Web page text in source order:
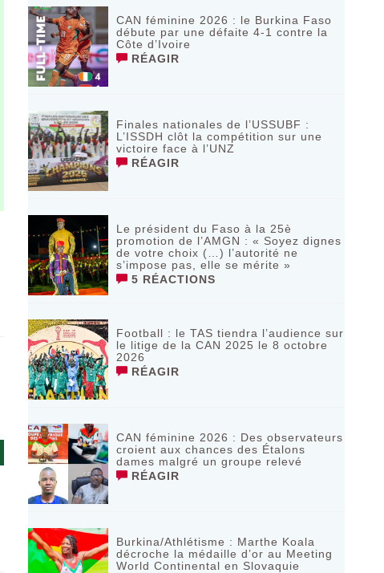
CAN féminine 2026 : le Burkina Faso
débute par une défaite 4-1 contre la
Côte d’Ivoire
RÉAGIR
Finales nationales de l’USSUBF :
L’ISSDH clôt la compétition sur une
victoire face à l’UNZ
RÉAGIR
Le président du Faso à la 25è
promotion de l’AMGN : « Soyez dignes
de votre choix (…) l’autorité ne
s’impose pas, elle se mérite »
5 RÉACTIONS
Football : le TAS tiendra l’audience sur
le litige de la CAN 2025 le 8 octobre
2026
RÉAGIR
CAN féminine 2026 : Des observateurs
croient aux chances des Étalons
dames malgré un groupe relevé
RÉAGIR
Burkina/Athlétisme : Marthe Koala
décroche la médaille d’or au Meeting
World Continental en Slovaquie ‎